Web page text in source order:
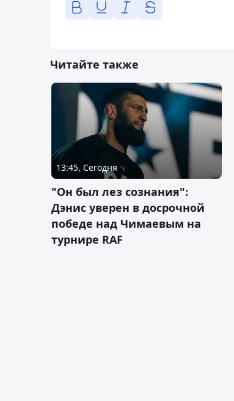
Читайте также
13:45, Сегодня
"Он был лез сознания":
Дэнис уверен в досрочной
победе над Чимаевым на
турнире RAF